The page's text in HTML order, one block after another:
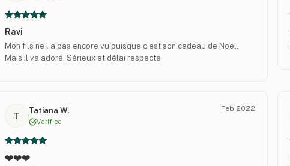
Ravi
Mon fils ne l a pas encore vu puisque c est son cadeau de Noël.
Mais il va adoré. Sérieux et délai respecté
T
Tatiana W.
Verified
Feb 2022
❤️❤️❤️